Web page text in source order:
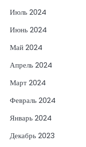
Июль 2024
Июнь 2024
Май 2024
Апрель 2024
Март 2024
Февраль 2024
Январь 2024
Декабрь 2023